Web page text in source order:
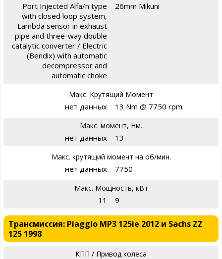
Port Injected Alfa/n type
with closed loop system,
Lambda sensor in exhaust
pipe and three-way double
catalytic converter / Electric
(Bendix) with automatic
decompressor and
automatic choke
26mm Mikuni
Макс. Крутящий Момент
нет данных 13 Nm @ 7750 rpm
Макс. момент, Нм.
нет данных 13
Макс. крутящий момент на об/мин.
нет данных 7750
Макс. Мощность, кВт
11 9
Трансмиссия: Piaggio MP3 125ie 2012 и Sachs ZZ
125 1998
КПП / Привод колеса